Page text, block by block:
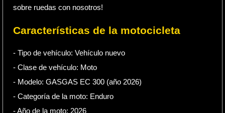
sobre ruedas con nosotros!
Características de la motocicleta
- Tipo de vehículo: Vehículo nuevo
- Clase de vehículo: Moto
- Modelo: GASGAS EC 300 (año 2026)
- Categoría de la moto: Enduro
- Año de la moto: 2026